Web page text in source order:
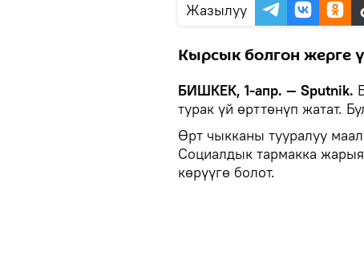
Жазылуу
Кырсык болгон жерге
БИШКЕК, 1-апр. — Sputnik.
турак үй өрттөнүп жатат.
Өрт чыкканы тууралуу
Социалдык тармакка
көрүүгө болот.